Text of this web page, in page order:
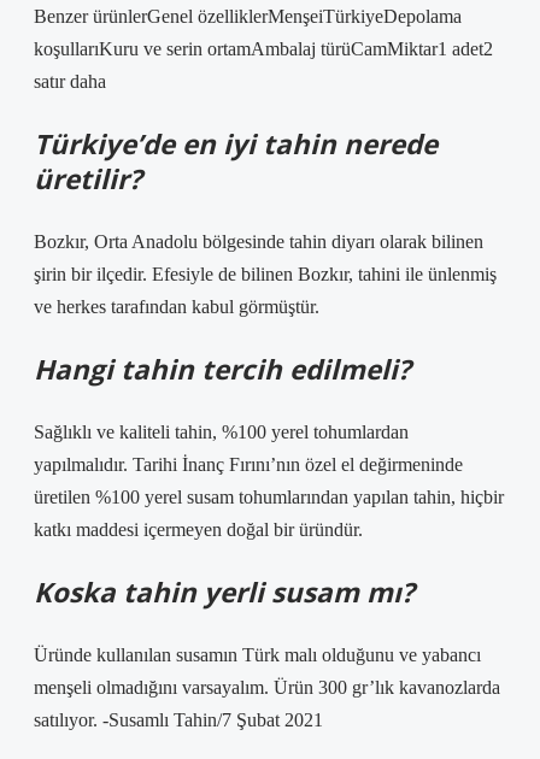
Benzer ürünlerGenel özelliklerMenşeiTürkiyeDepolama
koşullarıKuru ve serin ortamAmbalaj türüCamMiktar1 adet2
satır daha
Türkiye’de en iyi tahin nerede
üretilir?
Bozkır, Orta Anadolu bölgesinde tahin diyarı olarak bilinen
şirin bir ilçedir. Efesiyle de bilinen Bozkır, tahini ile ünlenmiş
ve herkes tarafından kabul görmüştür.
Hangi tahin tercih edilmeli?
Sağlıklı ve kaliteli tahin, %100 yerel tohumlardan
yapılmalıdır. Tarihi İnanç Fırını’nın özel el değirmeninde
üretilen %100 yerel susam tohumlarından yapılan tahin, hiçbir
katkı maddesi içermeyen doğal bir üründür.
Koska tahin yerli susam mı?
Üründe kullanılan susamın Türk malı olduğunu ve yabancı
menşeli olmadığını varsayalım. Ürün 300 gr’lık kavanozlarda
satılıyor. -Susamlı Tahin/7 Şubat 2021